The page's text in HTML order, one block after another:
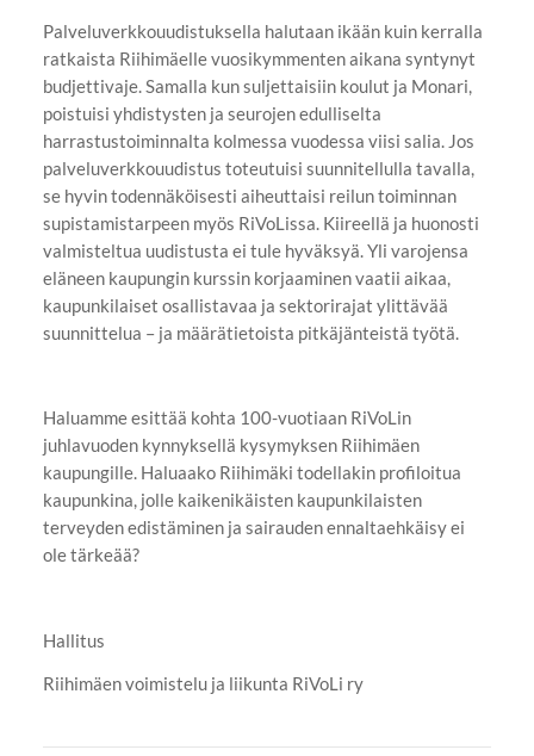
Palveluverkkouudistuksella halutaan ikään kuin kerralla
ratkaista Riihimäelle vuosikymmenten aikana syntynyt
budjettivaje. Samalla kun suljettaisiin koulut ja Monari,
poistuisi yhdistysten ja seurojen edulliselta
harrastustoiminnalta kolmessa vuodessa viisi salia. Jos
palveluverkkouudistus toteutuisi suunnitellulla tavalla,
se hyvin todennäköisesti aiheuttaisi reilun toiminnan
supistamistarpeen myös RiVoLissa. Kiireellä ja huonosti
valmisteltua uudistusta ei tule hyväksyä. Yli varojensa
eläneen kaupungin kurssin korjaaminen vaatii aikaa,
kaupunkilaiset osallistavaa ja sektorirajat ylittävää
suunnittelua – ja määrätietoista pitkäjänteistä työtä.
Haluamme esittää kohta 100-vuotiaan RiVoLin
juhlavuoden kynnyksellä kysymyksen Riihimäen
kaupungille. Haluaako Riihimäki todellakin profiloitua
kaupunkina, jolle kaikenikäisten kaupunkilaisten
terveyden edistäminen ja sairauden ennaltaehkäisy ei
ole tärkeää?
Hallitus
Riihimäen voimistelu ja liikunta RiVoLi ry